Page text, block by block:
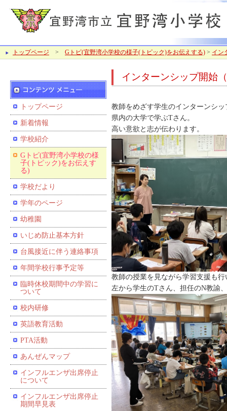
トップページ > Gトピ(宜野湾小学校の様子(トピック)をお伝えする) > イン
インターンシップ開始
教師をめざす学生のインターンシ
県内の大学で学ぶTさん。
高い意欲と志が伝わります。
教師の授業を見ながら学習支援も
左から学生のTさん、担任のN教諭
トップページ
新着情報
学校紹介
Gトピ(宜野湾小学校の様
子(トピック)をお伝えす
る)
学校だより
学年のページ
幼稚園
いじめ防止基本方針
台風接近に伴う連絡事項
年間学校行事予定等
臨時休校期間中の学習に
ついて
校内研修
英語教育活動
PTA活動
あんぜんマップ
インフルエンザ出席停止
について
インフルエンザ出席停止
期間早見表